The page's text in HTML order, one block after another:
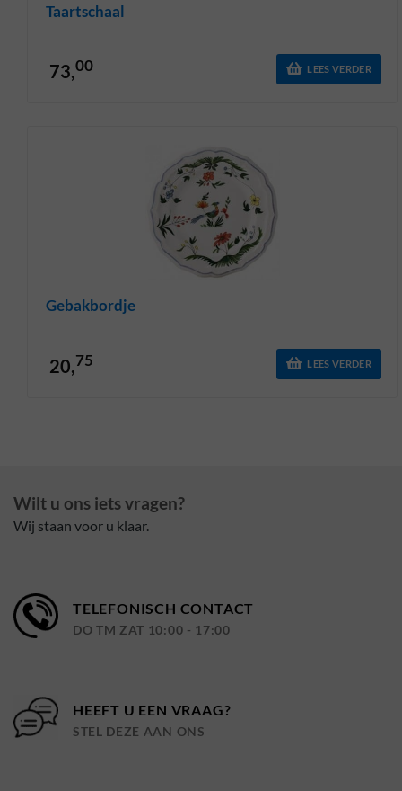
Taartschaal
73,00 LEES VERDER
Gebakbordje
20,75 LEES VERDER
Wilt u ons iets vragen?
Wij staan voor u klaar.
TELEFONISCH CONTACT
DO TM ZAT 10:00 - 17:00
HEEFT U EEN VRAAG?
STEL DEZE AAN ONS